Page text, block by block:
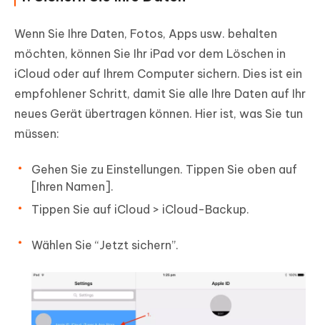
Wenn Sie Ihre Daten, Fotos, Apps usw. behalten
möchten, können Sie Ihr iPad vor dem Löschen in
iCloud oder auf Ihrem Computer sichern. Dies ist ein
empfohlener Schritt, damit Sie alle Ihre Daten auf Ihr
neues Gerät übertragen können. Hier ist, was Sie tun
müssen:
Gehen Sie zu Einstellungen. Tippen Sie oben auf
[Ihren Namen].
Tippen Sie auf iCloud > iCloud-Backup.
Wählen Sie “Jetzt sichern”.